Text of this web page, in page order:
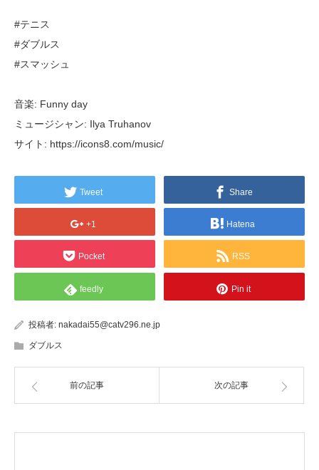
#テニス
#ダブルス
#スマッシュ
音楽: Funny day
ミュージシャン: Ilya Truhanov
サイト: https://icons8.com/music/
Tweet Share
+1 Hatena
Pocket RSS
feedly Pin it
投稿者: nakadai55@catv296.ne.jp
ダブルス
前の記事 次の記事